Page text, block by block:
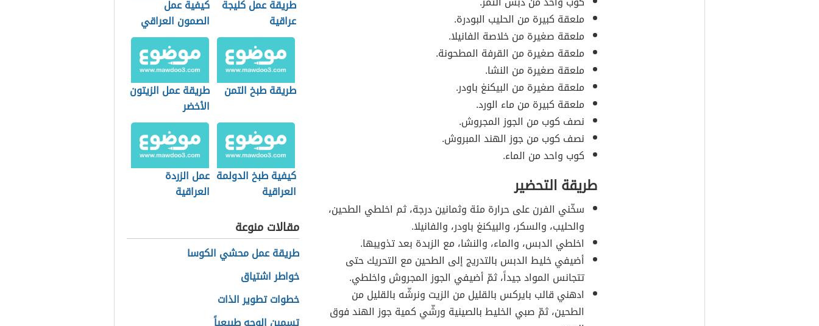
ملعقة كبيرة من الحليب البودرة.
ملعقة صغيرة من خلاصة الفانيلا.
ملعقة صغيرة من القرفة المطحونة.
ملعقة صغيرة من النشا.
ملعقة صغيرة من البيكنغ باودر.
ملعقة كبيرة من ماء الورد.
نصف كوب من الجوز المجروش.
نصف كوب من جوز الهند المبروش.
كوب واحد من الماء.
طريقة التحضير
سخّني الفرن على حرارة مئة وثمانين درجة، ثم اخلطي الطحين،
والحليب، والسكر، والبيكنغ باودر، والفانيلا.
اخلطي الدبس، والماء، والنشا، مع الزبدة بعد تذويبها.
أضيفي خليط الدبس بالتدريج إلى الطحين مع التحريك حتى
تتجانس المواد جيداً، ثمّ أضيفي الجوز المجروش واخلطي.
ادهني قالب بايركس بالقليل من الزيت ونرشّه بالقليل من
الطحين، ثمّ صبي الخليط بالصينية ورشّي كمية جوز الهند فوق
طريقة عمل كليجة
عراقية
كيفية عمل
الصمون العراقي
طريقة طبخ التمن
طريقة عمل الزيتون
الأخضر
كيفية طبخ الدولمة
العراقية
عمل الزردة
العراقية
مقالات منوعة
طريقة عمل محشي الكوسا
خواطر اشتياق
خطوات تطوير الذات